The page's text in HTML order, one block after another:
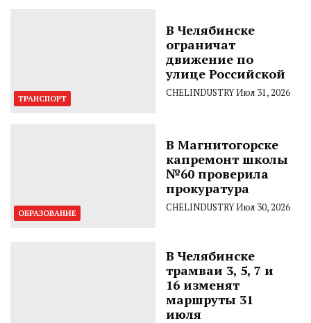
ТРАНСПОРТ
В Челябинске
ограничат
движение по
улице Российской
CHELINDUSTRYИюл 31, 2026
ОБРАЗОВАНИЕ
В Магнитогорске
капремонт школы
№60 проверила
прокуратура
CHELINDUSTRYИюл 30, 2026
В Челябинске
трамваи 3, 5, 7 и
16 изменят
маршруты 31
июля